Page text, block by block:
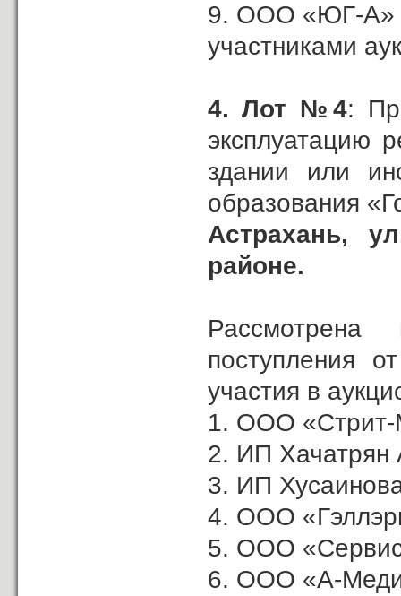
9. ООО «ЮГ-А»
участниками
4. Лот №4:
эксплуатацию
здании или
образования
Астрахань,
районе.
поступления
участия в
1. ООО
2. ИП Хачатрян
3. ИП
4. ООО
5. ООО
6. ООО «А-